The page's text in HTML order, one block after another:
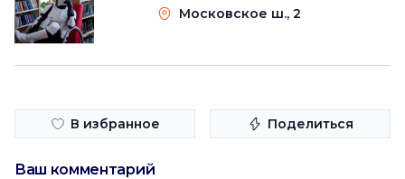
Московское ш., 2
В избранное Поделиться
Ваш комментарий